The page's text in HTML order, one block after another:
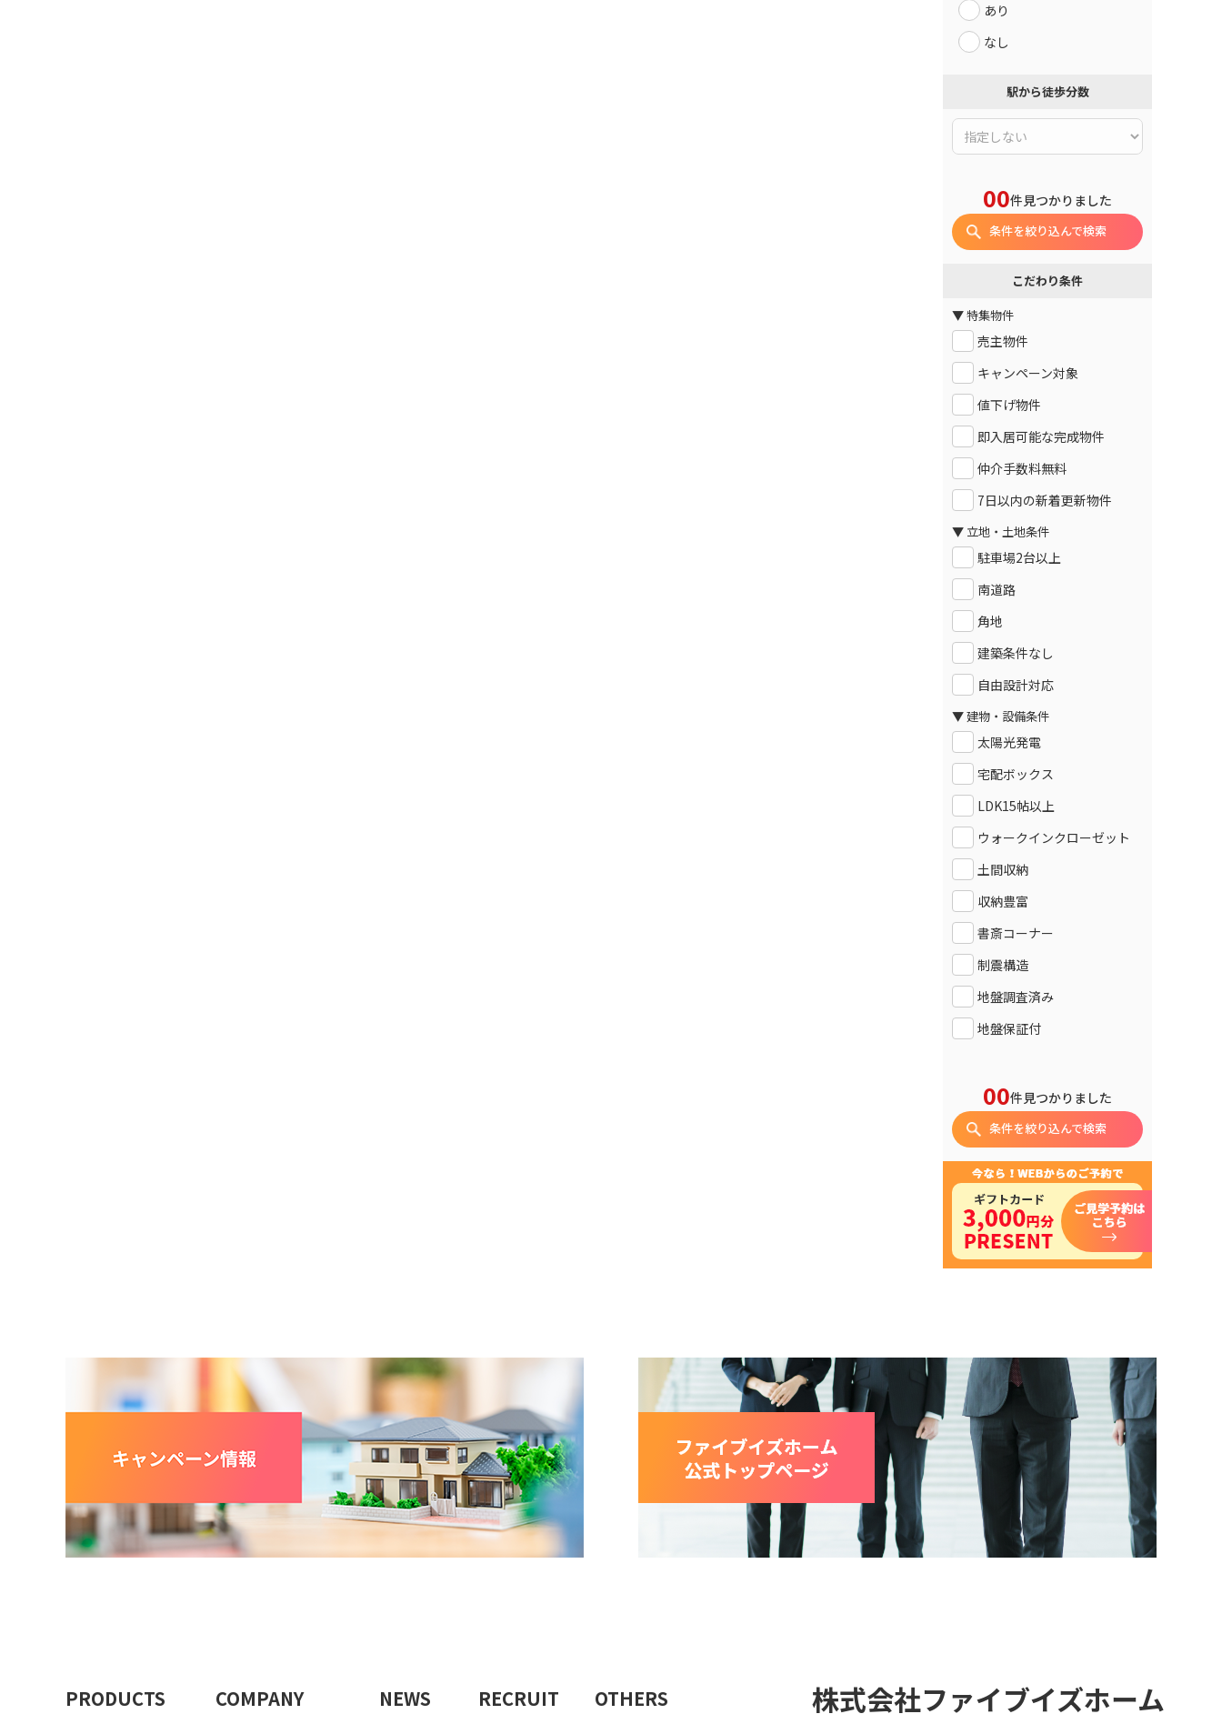
あり
なし
駅から徒歩分数
00件見つかりました
条件を絞り込んで検索
こだわり条件
▼ 特集物件
売主物件
キャンペーン対象
値下げ物件
即入居可能な完成物件
仲介手数料無料
7日以内の新着更新物件
▼ 立地・土地条件
駐車場2台以上
南道路
角地
建築条件なし
自由設計対応
▼ 建物・設備条件
太陽光発電
宅配ボックス
LDK15帖以上
ウォークインクローゼット
土間収納
収納豊富
書斎コーナー
制震構造
地盤調査済み
地盤保証付
00件見つかりました
条件を絞り込んで検索
PRODUCTS COMPANY NEWS RECRUIT OTHERS 株式会社ファイブイズホーム